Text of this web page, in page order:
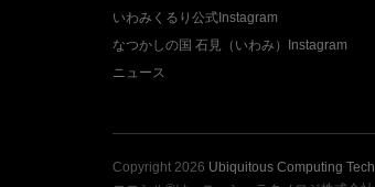
いわみくるり公式Instagram
なつかしの国 石見（いわみ）Instagram
ニュース
Copyright 2026 Ubiquitous Computing